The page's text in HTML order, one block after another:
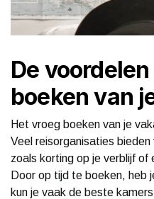
De
boeken van
Het vroeg boeken van je
Veel reisorganisaties
zoals korting op je verblijf of
Door op tijd te boeken, heb
kun je vaak de beste